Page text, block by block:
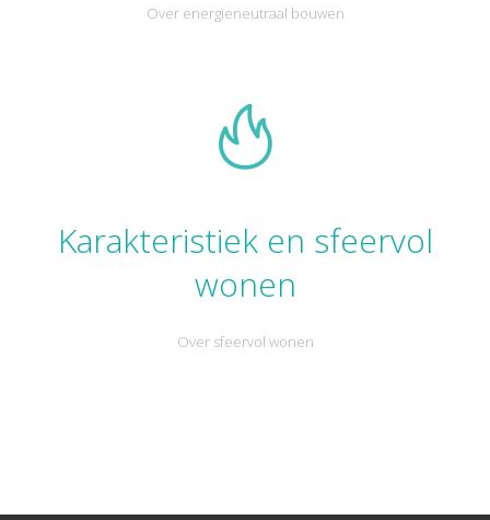
Over energieneutraal bouwen
Karakteristiek en sfeervol
wonen
Over sfeervol wonen